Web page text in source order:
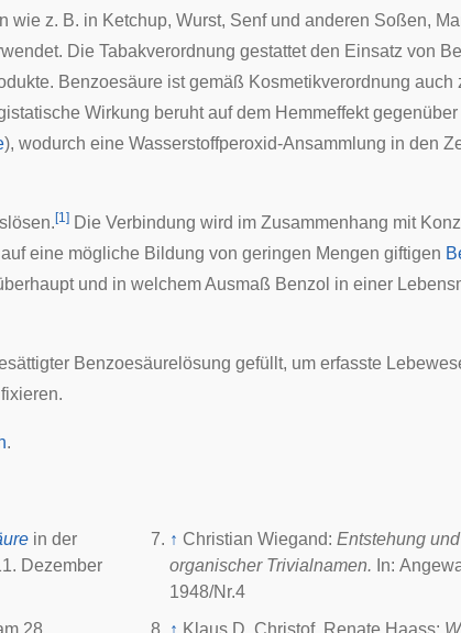
z. B. in Ketchup, Wurst, Senf und anderen Soßen,
Die Tabakverordnung gestattet den Einsatz von
Benzoesäure ist gemäß Kosmetikverordnung auch
Wirkung beruht auf dem Hemmeffekt
), wodurch eine Wasserstoffperoxid-Ansammlung in den
[1 ] Die Verbindung wird im Zusammenhang mit
eine mögliche Bildung von geringen Mengen giftigen
und in welchem Ausmaß Benzol in einer
Benzoesäurelösung gefüllt, um erfasste
.
in der
Dezember
28.
↑ Christian Wiegand: Entstehung
organischer Trivialnamen. In:
1948/Nr.4
↑ Klaus D. Christof, Renate Haass: